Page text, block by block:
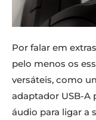
Por falar em
pelo menos os
versáteis, como
adaptador USB-A
áudio para ligar a